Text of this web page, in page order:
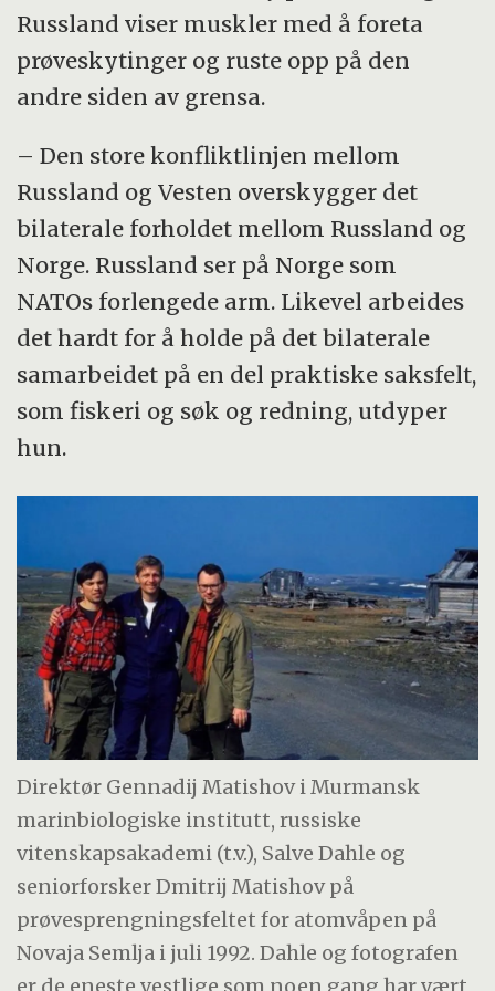
Russland viser muskler med å foreta
prøveskytinger og ruste opp på den
andre siden av grensa.
– Den store konfliktlinjen mellom
Russland og Vesten overskygger det
bilaterale forholdet mellom Russland og
Norge. Russland ser på Norge som
NATOs forlengede arm. Likevel arbeides
det hardt for å holde på det bilaterale
samarbeidet på en del praktiske saksfelt,
som fiskeri og søk og redning, utdyper
hun.
Direktør Gennadij Matishov i Murmansk
marinbiologiske institutt, russiske
vitenskapsakademi (t.v.), Salve Dahle og
seniorforsker Dmitrij Matishov på
prøvesprengningsfeltet for atomvåpen på
Novaja Semlja i juli 1992. Dahle og fotografen
er de eneste vestlige som noen gang har vært